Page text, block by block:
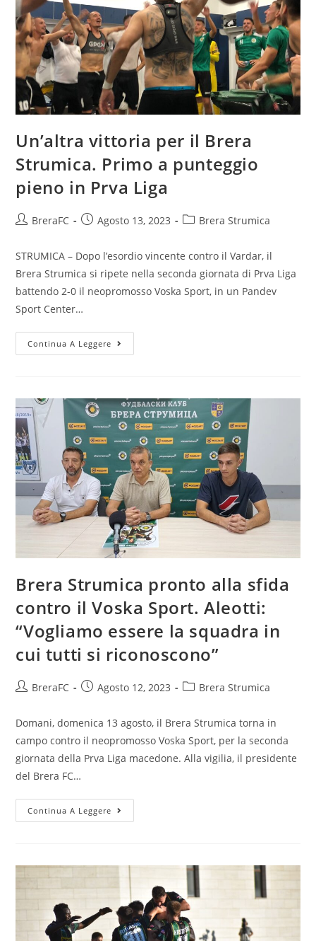
Un’altra vittoria per il Brera
Strumica. Primo a punteggio
pieno in Prva Liga
BreraFC Agosto 13, 2023 Brera Strumica
STRUMICA – Dopo l’esordio vincente contro il Vardar, il
Brera Strumica si ripete nella seconda giornata di Prva Liga
battendo 2-0 il neopromosso Voska Sport, in un Pandev
Sport Center…
Continua A Leggere
Brera Strumica pronto alla sfida
contro il Voska Sport. Aleotti:
“Vogliamo essere la squadra in
cui tutti si riconoscono”
BreraFC Agosto 12, 2023 Brera Strumica
Domani, domenica 13 agosto, il Brera Strumica torna in
campo contro il neopromosso Voska Sport, per la seconda
giornata della Prva Liga macedone. Alla vigilia, il presidente
del Brera FC…
Continua A Leggere